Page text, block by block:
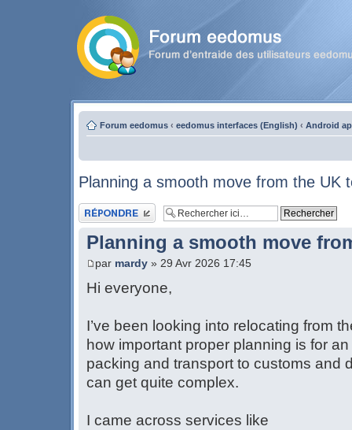
Forum eedomus ‹ eedomus interfaces (English) ‹ Android
Planning a smooth move from the UK
Publier une réponse
Planning a smooth move
par mardy » 29 Avr 2026 17:45
Hi everyone,
I’ve been looking into relocating from
how important proper planning is for
packing and transport to customs and
can get quite complex.
I came across services like